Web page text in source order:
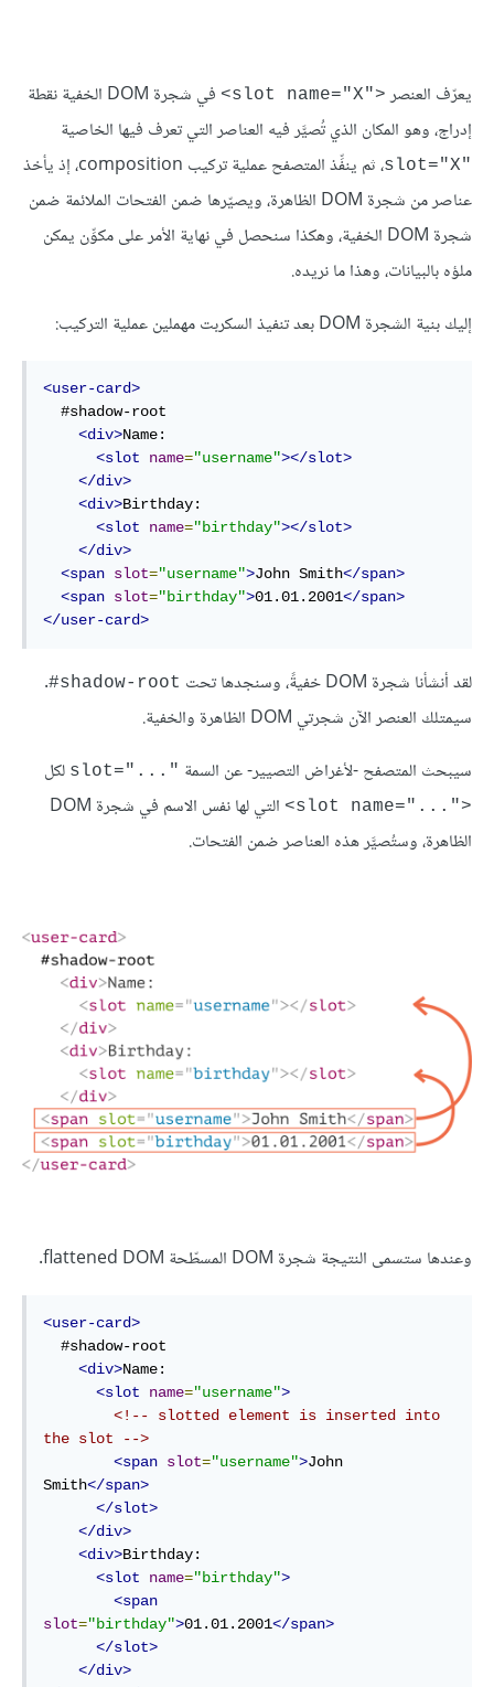
يعرّف العنصر <"slot name="X>
في شجرة DOM الخفية نقطة
إدراج، وهو المكان الذي تُصيَّر فيه العناصر التي تعرف فيها الخاصية
"slot="X
، ثم ينفِّذ المتصفح عملية تركيب composition، إذ يأخذ
عناصر من شجرة DOM الظاهرة، ويصيّرها ضمن الفتحات الملائمة ضمن
شجرة DOM الخفية، وهكذا سنحصل في نهاية الأمر على مكوِّن يمكن
ملؤه بالبيانات، وهذا ما نريده.
إليك بنية الشجرة DOM بعد تنفيذ السكربت مهملين عملية التركيب:
<user-card>
<div>Name:
<slot
name="username"></slot>
</div>
<div>Birthday:
<slot
name="birthday"></slot>
</div>
<span slot="username">John Smith</span>
<span slot="birthday">01.01.2001</span>
</user-card>
لقد أنشأنا شجرة DOM خفيةً، وسنجدها تحت ‎#shadow-root
.
سيمتلك العنصر الآن شجرتي DOM الظاهرة والخفية.
سيبحث المتصفح -لأغراض التصيير- عن السمة "..."=slot لكل
<"..."=slot name>
التي لها نفس الاسم في شجرة DOM
الظاهرة، وستُصيَّر هذه العناصر ضمن الفتحات.
وعندها ستسمى النتيجة شجرة DOM المسطّحة flattened DOM.
<user-card>
<div>Name:
<slot
name="username">
<!-- slotted element is inserted into
the slot -->
<span slot="username">John
Smith</span>
</slot>
</div>
<div>Birthday:
<slot
name="birthday">
<span
slot="birthday">01.01.2001</span>
</slot>
</div>